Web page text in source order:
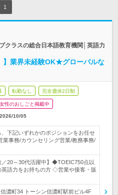
1
クラスの総合日本語教育機関│英語力
】業界未経験OK★グローバルな
転勤なし 完全週休2日制
女性のおしごと掲載中
2026/10/05
下記いずれかのポジションをお任せ
業事務/カウンセリング営業/教務事務/
／20～30代活躍中】◆TOEIC750点以
英語力をお持ちの方 ◇営業や接客・販
濃町34 トーシン信濃町駅前ビル4F